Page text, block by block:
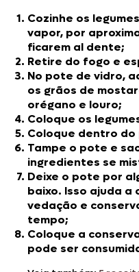
Cozinhe os
vapor, por
ficarem al dente;
Retire do fogo e
No pote de vidro,
os grãos de
orégano e louro;
Coloque os
Coloque dentro do
Tampe o pote e
ingredientes se
Deixe o pote por
baixo. Isso ajuda a
vedação e
tempo;
Coloque a
pode ser